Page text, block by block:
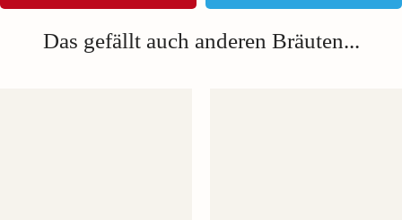
Das gefällt auch anderen Bräuten...